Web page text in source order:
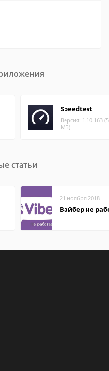
Speedtest
Версия: 1.10.163
МБ)
статьи
21 ноября 2018
Вайбер не